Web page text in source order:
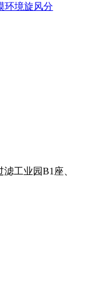
环境旋风分
工业园B1座、